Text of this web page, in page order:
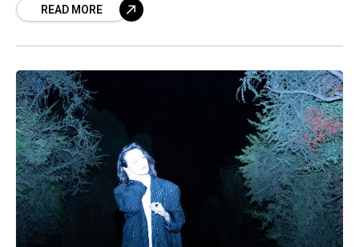
influencias del indie, la electrónica y
READ MORE